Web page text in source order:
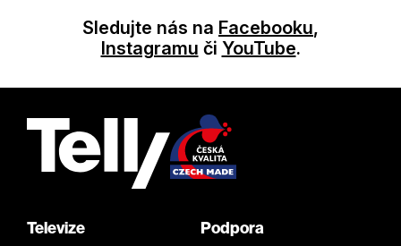
Sledujte nás na Facebooku,
Instagramu či YouTube.
Televize Podpora